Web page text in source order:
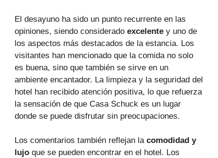
El desayuno ha sido un punto recurrente en las
opiniones, siendo considerado excelente y uno de
los aspectos más destacados de la estancia. Los
visitantes han mencionado que la comida no solo
es buena, sino que también se sirve en un
ambiente encantador. La limpieza y la seguridad del
hotel han recibido atención positiva, lo que refuerza
la sensación de que Casa Schuck es un lugar
donde se puede disfrutar sin preocupaciones.
Los comentarios también reflejan la comodidad y
lujo que se pueden encontrar en el hotel. Los